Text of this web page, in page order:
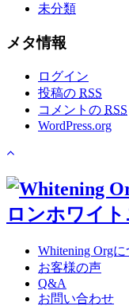
未分類
メタ情報
ログイン
投稿の RSS
コメントの RSS
WordPress.org
Whitening Org
お客様の声
Q&A
お問い合わせ